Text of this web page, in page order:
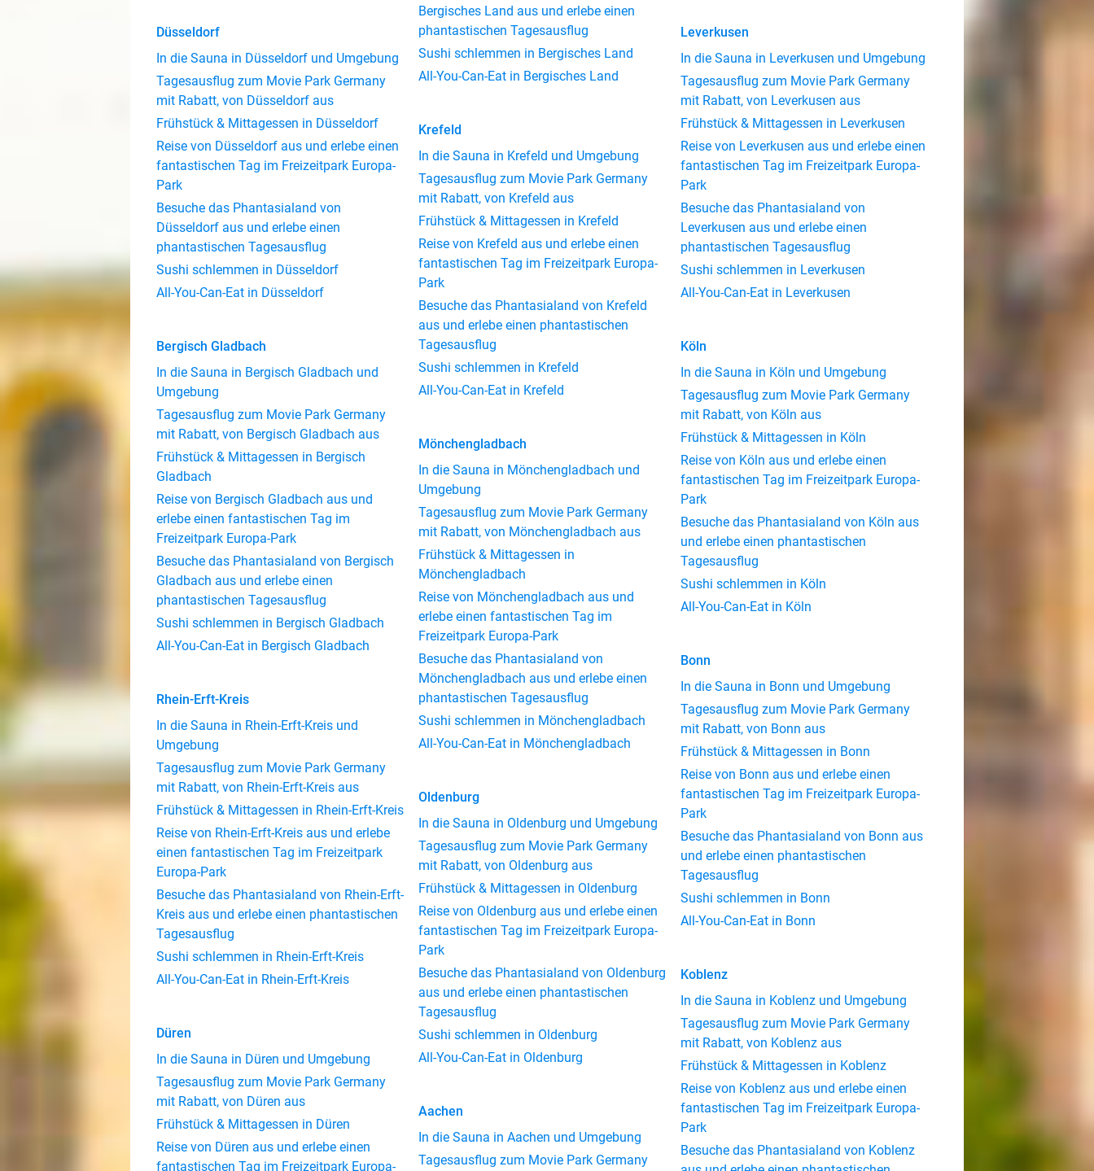
Düsseldorf
In die Sauna in Düsseldorf und Umgebung
Tagesausflug zum Movie Park Germany
mit Rabatt, von Düsseldorf aus
Frühstück & Mittagessen in Düsseldorf
Reise von Düsseldorf aus und erlebe einen
fantastischen Tag im Freizeitpark Europa-
Park
Besuche das Phantasialand von
Düsseldorf aus und erlebe einen
phantastischen Tagesausflug
Sushi schlemmen in Düsseldorf
All-You-Can-Eat in Düsseldorf
Bergisch Gladbach
In die Sauna in Bergisch Gladbach und
Umgebung
Tagesausflug zum Movie Park Germany
mit Rabatt, von Bergisch Gladbach aus
Frühstück & Mittagessen in Bergisch
Gladbach
Reise von Bergisch Gladbach aus und
erlebe einen fantastischen Tag im
Freizeitpark Europa-Park
Besuche das Phantasialand von Bergisch
Gladbach aus und erlebe einen
phantastischen Tagesausflug
Sushi schlemmen in Bergisch Gladbach
All-You-Can-Eat in Bergisch Gladbach
Rhein-Erft-Kreis
In die Sauna in Rhein-Erft-Kreis und
Umgebung
Tagesausflug zum Movie Park Germany
mit Rabatt, von Rhein-Erft-Kreis aus
Frühstück & Mittagessen in Rhein-Erft-Kreis
Reise von Rhein-Erft-Kreis aus und erlebe
einen fantastischen Tag im Freizeitpark
Europa-Park
Besuche das Phantasialand von Rhein-Erft-
Kreis aus und erlebe einen phantastischen
Tagesausflug
Sushi schlemmen in Rhein-Erft-Kreis
All-You-Can-Eat in Rhein-Erft-Kreis
Düren
In die Sauna in Düren und Umgebung
Tagesausflug zum Movie Park Germany
mit Rabatt, von Düren aus
Frühstück & Mittagessen in Düren
Reise von Düren aus und erlebe einen
fantastischen Tag im Freizeitpark Europa-
Bergisches Land aus und erlebe einen
phantastischen Tagesausflug
Sushi schlemmen in Bergisches Land
All-You-Can-Eat in Bergisches Land
Krefeld
In die Sauna in Krefeld und Umgebung
Tagesausflug zum Movie Park Germany
mit Rabatt, von Krefeld aus
Frühstück & Mittagessen in Krefeld
Reise von Krefeld aus und erlebe einen
fantastischen Tag im Freizeitpark Europa-
Park
Besuche das Phantasialand von Krefeld
aus und erlebe einen phantastischen
Tagesausflug
Sushi schlemmen in Krefeld
All-You-Can-Eat in Krefeld
Mönchengladbach
In die Sauna in Mönchengladbach und
Umgebung
Tagesausflug zum Movie Park Germany
mit Rabatt, von Mönchengladbach aus
Frühstück & Mittagessen in
Mönchengladbach
Reise von Mönchengladbach aus und
erlebe einen fantastischen Tag im
Freizeitpark Europa-Park
Besuche das Phantasialand von
Mönchengladbach aus und erlebe einen
phantastischen Tagesausflug
Sushi schlemmen in Mönchengladbach
All-You-Can-Eat in Mönchengladbach
Oldenburg
In die Sauna in Oldenburg und Umgebung
Tagesausflug zum Movie Park Germany
mit Rabatt, von Oldenburg aus
Frühstück & Mittagessen in Oldenburg
Reise von Oldenburg aus und erlebe einen
fantastischen Tag im Freizeitpark Europa-
Park
Besuche das Phantasialand von Oldenburg
aus und erlebe einen phantastischen
Tagesausflug
Sushi schlemmen in Oldenburg
All-You-Can-Eat in Oldenburg
Aachen
In die Sauna in Aachen und Umgebung
Tagesausflug zum Movie Park Germany
Leverkusen
In die Sauna in Leverkusen und Umgebung
Tagesausflug zum Movie Park Germany
mit Rabatt, von Leverkusen aus
Frühstück & Mittagessen in Leverkusen
Reise von Leverkusen aus und erlebe einen
fantastischen Tag im Freizeitpark Europa-
Park
Besuche das Phantasialand von
Leverkusen aus und erlebe einen
phantastischen Tagesausflug
Sushi schlemmen in Leverkusen
All-You-Can-Eat in Leverkusen
Köln
In die Sauna in Köln und Umgebung
Tagesausflug zum Movie Park Germany
mit Rabatt, von Köln aus
Frühstück & Mittagessen in Köln
Reise von Köln aus und erlebe einen
fantastischen Tag im Freizeitpark Europa-
Park
Besuche das Phantasialand von Köln aus
und erlebe einen phantastischen
Tagesausflug
Sushi schlemmen in Köln
All-You-Can-Eat in Köln
Bonn
In die Sauna in Bonn und Umgebung
Tagesausflug zum Movie Park Germany
mit Rabatt, von Bonn aus
Frühstück & Mittagessen in Bonn
Reise von Bonn aus und erlebe einen
fantastischen Tag im Freizeitpark Europa-
Park
Besuche das Phantasialand von Bonn aus
und erlebe einen phantastischen
Tagesausflug
Sushi schlemmen in Bonn
All-You-Can-Eat in Bonn
Koblenz
In die Sauna in Koblenz und Umgebung
Tagesausflug zum Movie Park Germany
mit Rabatt, von Koblenz aus
Frühstück & Mittagessen in Koblenz
Reise von Koblenz aus und erlebe einen
fantastischen Tag im Freizeitpark Europa-
Park
Besuche das Phantasialand von Koblenz